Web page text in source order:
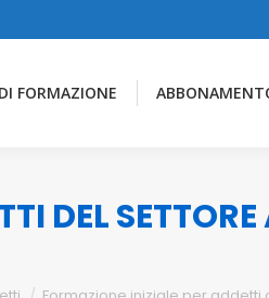
FORMAZIONE
DEL